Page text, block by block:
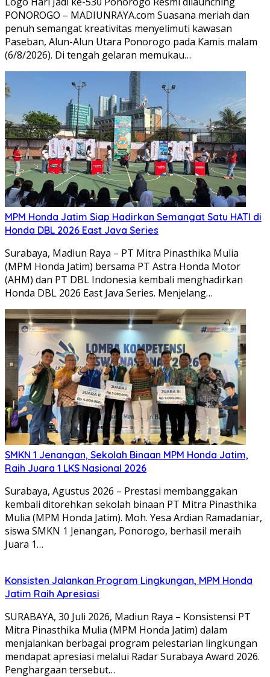
PONOROGO – MADIUNRAYA.com Suasana meriah dan
penuh semangat kreativitas menyelimuti kawasan
Paseban, Alun-Alun Utara Ponorogo pada Kamis malam
(6/8/2026). Di tengah gelaran memukau…
MPM Honda Jatim Siap Hadirkan Semangat Satu HATI di
Honda DBL 2026 East Java Series
Surabaya, Madiun Raya – PT Mitra Pinasthika Mulia
(MPM Honda Jatim) bersama PT Astra Honda Motor
(AHM) dan PT DBL Indonesia kembali menghadirkan
Honda DBL 2026 East Java Series. Menjelang…
SMKN 1 Jenangan, Sekolah Binaan MPM Honda Jatim,
Raih Juara 1 LKS Nasional 2026
Surabaya, Agustus 2026 – Prestasi membanggakan
kembali ditorehkan sekolah binaan PT Mitra Pinasthika
Mulia (MPM Honda Jatim). Moh. Yesa Ardian Ramadaniar,
siswa SMKN 1 Jenangan, Ponorogo, berhasil meraih
Juara 1…
Konsisten Jalankan Program Lingkungan, MPM Honda
Jatim Raih Apresiasi
SURABAYA, 30 Juli 2026, Madiun Raya – Konsistensi PT
Mitra Pinasthika Mulia (MPM Honda Jatim) dalam
menjalankan berbagai program pelestarian lingkungan
mendapat apresiasi melalui Radar Surabaya Award 2026.
Penghargaan tersebut…